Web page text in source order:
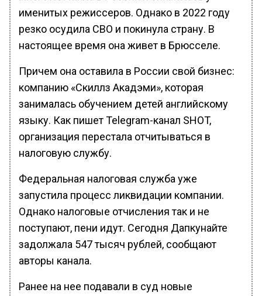
именитых режиссеров. Однако в 2022 году
резко осудила СВО и покинула страну. В
настоящее время она живет в Брюсселе.
Причем она оставила в России свой бизнес:
компанию «Скиллз Акадэми», которая
занималась обучением детей английскому
языку. Как пишет Telegram-канал SHOT,
организация перестала отчитываться в
налоговую службу.
Федеральная налоговая служба уже
запустила процесс ликвидации компании.
Однако налоговые отчисления так и не
поступают, пени идут. Сегодня Дапкунайте
задолжала 547 тысяч рублей, сообщают
авторы канала.
Ранее на нее подавали в суд новые